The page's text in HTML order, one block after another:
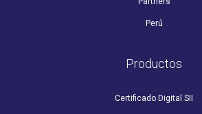
Perú
Productos
Certificado Digital SII